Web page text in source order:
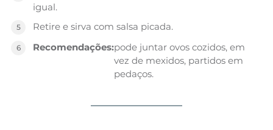
igual.
Retire e sirva com salsa picada.
Recomendações:pode juntar ovos cozidos, em
vez de mexidos, partidos em
pedaços.